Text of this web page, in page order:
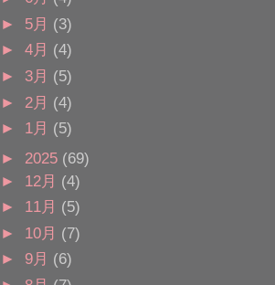
► 5月 (3)
► 4月 (4)
► 3月 (5)
► 2月 (4)
► 1月 (5)
► 2025 (69)
► 12月 (4)
► 11月 (5)
► 10月 (7)
► 9月 (6)